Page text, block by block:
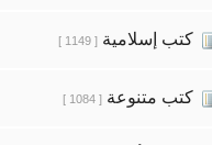
كتب إسلامية [ 1149 ]
كتب متنوعة [ 1084 ]